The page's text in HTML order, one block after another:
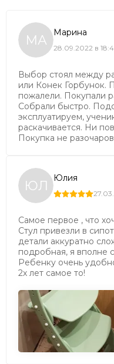
МА Марина
28.09.2022 в
Выбор стоял между
или Конек Горбунок.
пожалели. Покупали
Собрали быстро.
эксплуатируем,
раскачивается. Ни
Покупка не
ЮЛ Юлия
Самое первое , что
Стул привезли в
детали аккуратно
подробная, я вполне
Ребенку очень
2х лет самое то!